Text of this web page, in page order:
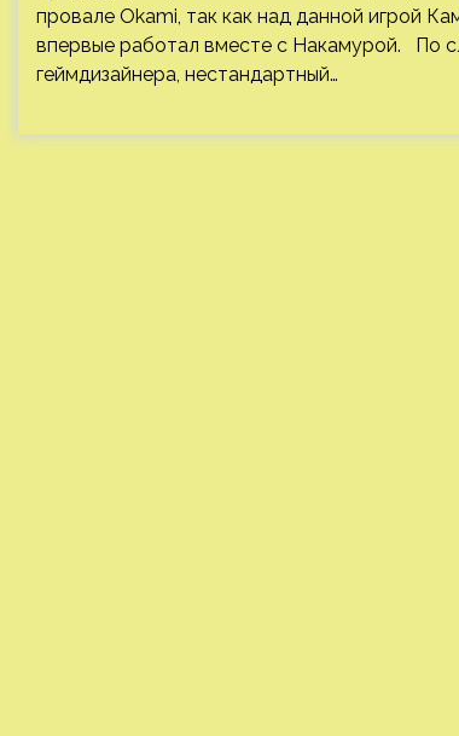
провале Okami, так как над данной игрой
впервые работал вместе с Накамурой. По
геймдизайнера, нестандартный…